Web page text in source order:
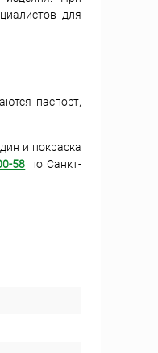
для
паспорт,
и покраска
58 по Санкт-